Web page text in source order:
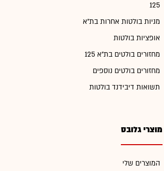
125
מניות בולטות אחרות בת"א
אופציות בולטות
מחזורים בולטים בת"א 125
מחזורים בולטים נוספים
תשואות דיבידנד בולטות
מוצרי גלובס
המוצרים שלי